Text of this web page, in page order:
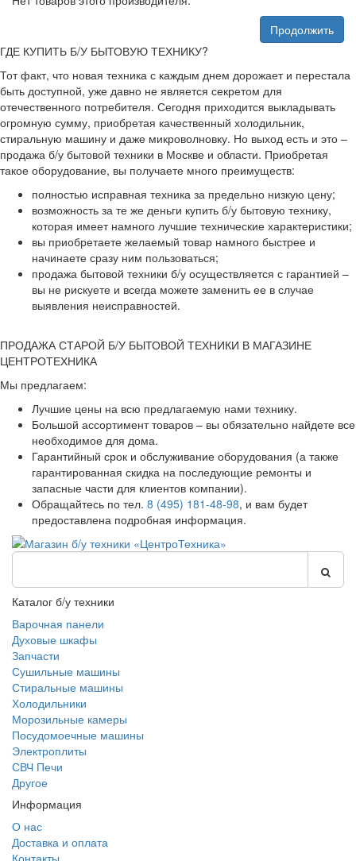
Продолжить
ГДЕ КУПИТЬ Б/У БЫТОВУЮ ТЕХНИКУ?
Тот факт, что новая техника с каждым днем дорожает и перестала
быть доступной, уже давно не является секретом для
отечественного потребителя. Сегодня приходится выкладывать
огромную сумму, приобретая качественный холодильник,
стиральную машину и даже микроволновку. Но выход есть и это –
продажа б/у бытовой техники в Москве и области. Приобретая
такое оборудование, вы получаете много преимуществ:
полностью исправная техника за предельно низкую цену;
возможность за те же деньги купить б/у бытовую технику,
которая имеет намного лучшие технические характеристики;
вы приобретаете желаемый товар намного быстрее и
начинаете сразу ним пользоваться;
продажа бытовой техники б/у осуществляется с гарантией –
вы не рискуете и всегда можете заменить ее в случае
выявления неисправностей.
ПРОДАЖА СТАРОЙ Б/У БЫТОВОЙ ТЕХНИКИ В МАГАЗИНЕ
ЦЕНТРОТЕХНИКА
Мы предлагаем:
Лучшие цены на всю предлагаемую нами технику.
Большой ассортимент товаров – вы обязательно найдете все
необходимое для дома.
Гарантийный срок и обслуживание оборудования (а также
гарантированная скидка на последующие ремонты и
запасные части для клиентов компании).
Обращайтесь по тел. 8 (495) 181-48-98, и вам будет
предоставлена подробная информация.
Каталог б/у техники
Варочная панели
Духовые шкафы
Запчасти
Сушильные машины
Стиральные машины
Холодильники
Морозильные камеры
Посудомоечные машины
Электроплиты
СВЧ Печи
Другое
Информация
О нас
Доставка и оплата
Контакты